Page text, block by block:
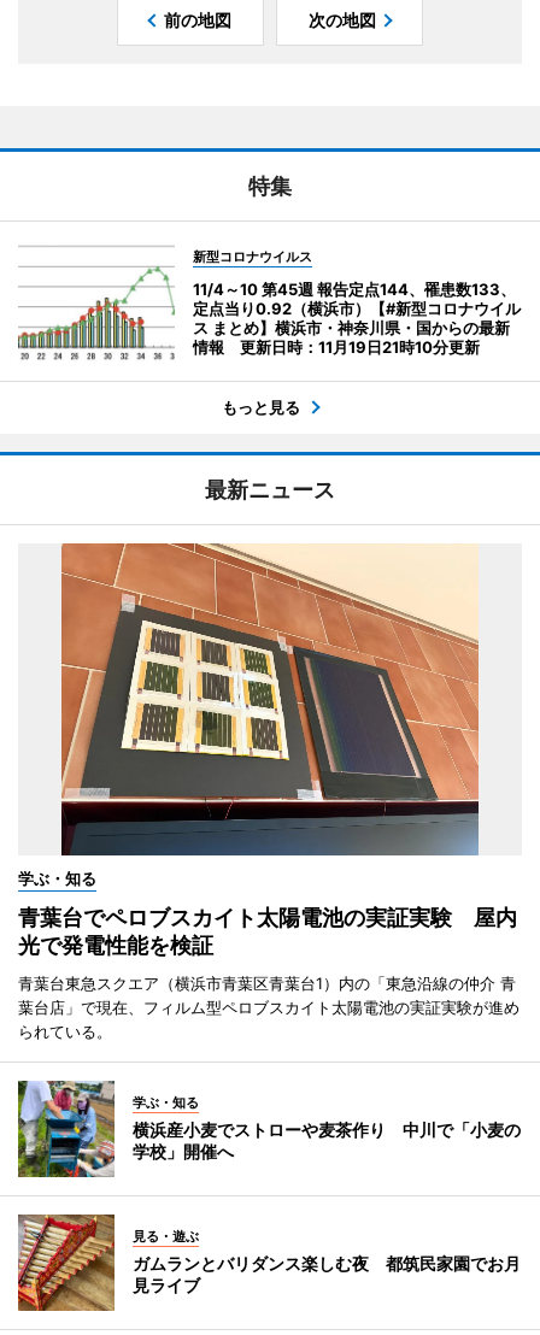
前の地図 次の地図
特集
新型コロナウイルス
11/4～10 第45週 報告定点144、罹患数133、
定点当り0.92（横浜市）【#新型コロナウイル
ス まとめ】横浜市・神奈川県・国からの最新
情報 更新日時：11月19日21時10分更新
もっと見る
最新ニュース
学ぶ・知る
青葉台でペロブスカイト太陽電池の実証実験 屋内
光で発電性能を検証
青葉台東急スクエア（横浜市青葉区青葉台1）内の「東急沿線の仲介 青
葉台店」で現在、フィルム型ペロブスカイト太陽電池の実証実験が進め
られている。
学ぶ・知る
横浜産小麦でストローや麦茶作り 中川で「小麦の
学校」開催へ
見る・遊ぶ
ガムランとバリダンス楽しむ夜 都筑民家園でお月
見ライブ